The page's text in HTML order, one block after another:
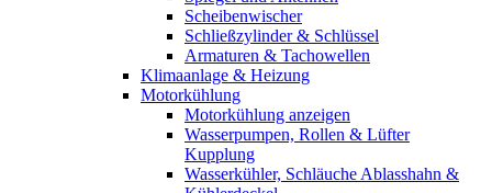
Scheibenwischer
Schließzylinder & Schlüssel
Armaturen & Tachowellen
Klimaanlage & Heizung
Motorkühlung
Motorkühlung anzeigen
Wasserpumpen, Rollen & Lüfter
Kupplung
Wasserkühler, Schläuche Ablasshahn &